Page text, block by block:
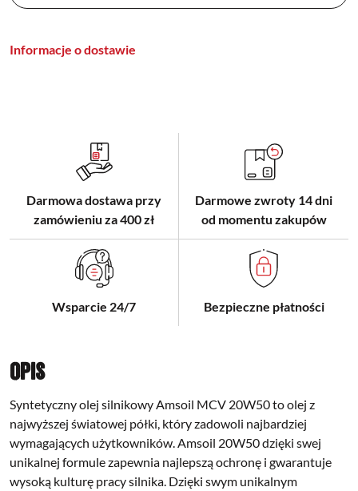
Informacje o dostawie
Darmowa dostawa przy
zamówieniu za 400 zł
Darmowe zwroty 14 dni
od momentu zakupów
Wsparcie 24/7 Bezpieczne płatności
Opis
Syntetyczny olej silnikowy Amsoil MCV 20W50 to olej z
najwyższej światowej półki, który zadowoli najbardziej
wymagających użytkowników.Amsoil 20W50 dzięki swej
unikalnej formule zapewnia najlepszą ochronę i gwarantuje
wysoką kulturę pracy silnika. Dzięki swym unikalnym